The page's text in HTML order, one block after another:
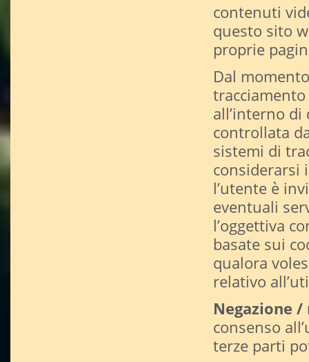
contenuti
questo sito
proprie
Dal
all’interno
controllata
sistemi di
considerarsi
l’utente è
eventuali
l’oggettiva
basate sui
qualora
relativo
Negazione /
consenso
terze parti